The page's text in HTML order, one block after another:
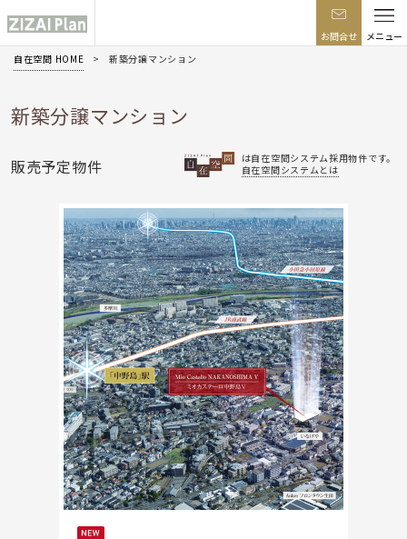
お問合せ
メニュー
自在空間 HOME
新築分譲マンション
新築分譲マンション
販売予定物件
は自在空間システム採用物件です。
自在空間システムとは